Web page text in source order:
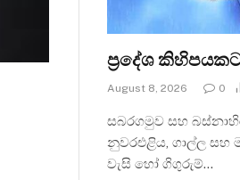
ප්‍රදේශ
August 8, 2026 0
සබරගමුව සහ
නුවරඑළිය, ගාල්ල සහ
වැසි හෝ ගිගුරුම්…